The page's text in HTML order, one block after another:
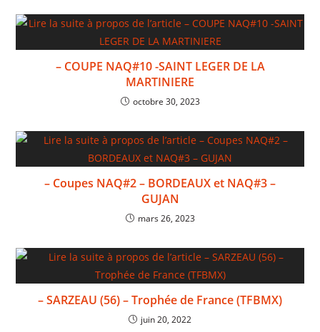
– COUPE NAQ#10 -SAINT LEGER DE LA
MARTINIERE
octobre 30, 2023
– Coupes NAQ#2 – BORDEAUX et NAQ#3 –
GUJAN
mars 26, 2023
– SARZEAU (56) – Trophée de France (TFBMX)
juin 20, 2022